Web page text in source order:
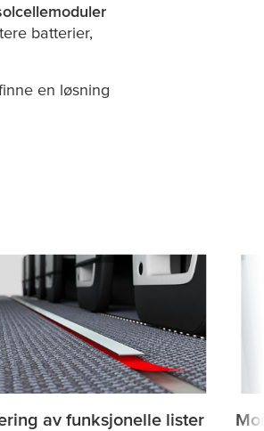
batterier,
en løsning
av funksjonelle lister